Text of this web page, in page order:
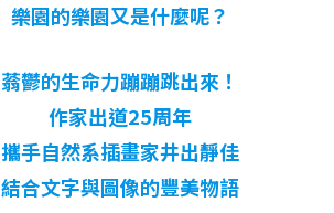
樂園的樂園又是什麼呢？
蓊鬱的生命力蹦蹦跳出來！
作家出道25周年
攜手自然系插畫家井出靜佳
結合文字與圖像的豐美物語